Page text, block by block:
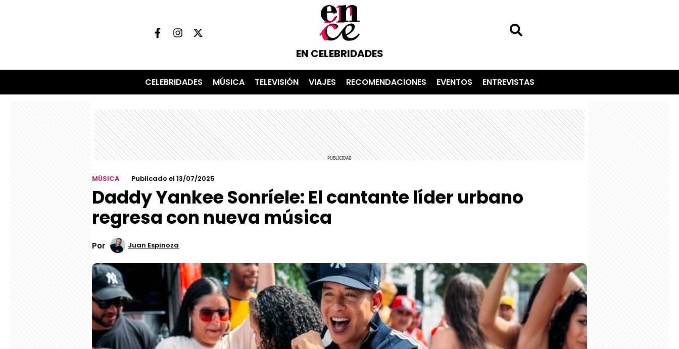
EN CELEBRIDADES
CELEBRIDADES MÚSICA TELEVISIÓN VIAJES RECOMENDACIONES EVENTOS ENTREVISTAS
MÚSICA Publicado el 13/07/2025
Daddy Yankee Sonríele: El cantante líder urbano
regresa con nueva música
Por Juan Espinoza